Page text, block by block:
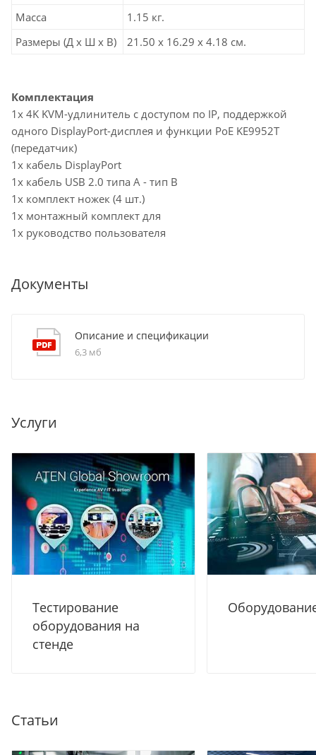
Масса
1.15 кг.
Размеры (Д х Ш х В)
21.50 x 16.29 x 4.18 см.
Комплектация
1x 4K KVM-удлинитель с доступом по IP, поддержкой
одного DisplayPort-дисплея и функции PoE KE9952T
(передатчик)
1x кабель DisplayPort
1x кабель USB 2.0 типа А - тип В
1x комплект ножек (4 шт.)
1x монтажный комплект для
1x руководство пользователя
Документы
Описание и спецификации
6,3 мб
Услуги
Тестирование
оборудования на
стенде
Статьи